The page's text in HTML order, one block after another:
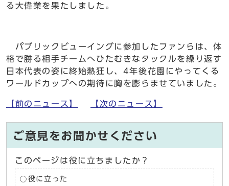
る大偉業を果たしました。
パブリックビューイングに参加したファンらは、体
格で勝る相手チームへひたむきなタックルを繰り返す
日本代表の姿に終始熱狂し、4年後花園にやってくる
ワールドカップへの期待に胸を膨らませていました。
【前のニュース】 【次のニュース】
ご意見をお聞かせください
このページは役に立ちましたか？
役に立った